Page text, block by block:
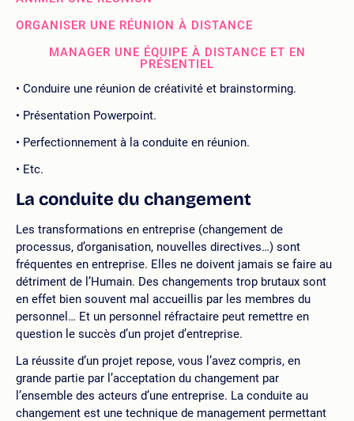
ORGANISER UNE RÉUNION À DISTANCE
MANAGER UNE ÉQUIPE À DISTANCE ET EN
PRÉSENTIEL
Conduire une réunion de créativité et brainstorming.
Présentation Powerpoint.
Perfectionnement à la conduite en réunion.
Etc.
La conduite du changement
Les transformations en entreprise (changement de
processus, d’organisation, nouvelles directives…) sont
fréquentes en entreprise. Elles ne doivent jamais se faire au
détriment de l’Humain. Des changements trop brutaux sont
en effet bien souvent mal accueillis par les membres du
personnel… Et un personnel réfractaire peut remettre en
question le succès d’un projet d’entreprise.
La réussite d’un projet repose, vous l’avez compris, en
grande partie par l’acceptation du changement par
l’ensemble des acteurs d’une entreprise. La conduite au
changement est une technique de management permettant